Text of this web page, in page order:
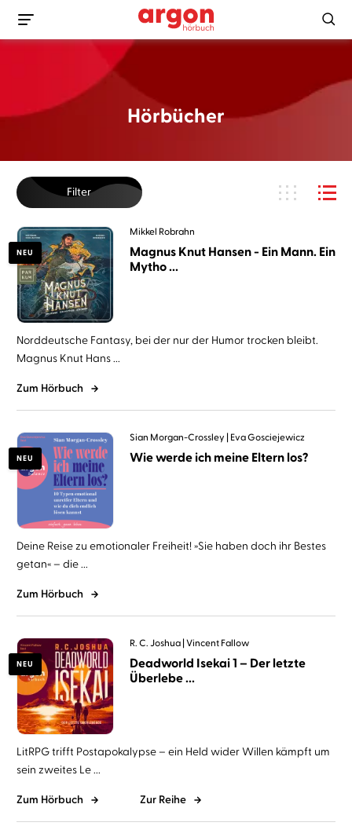
Hörbücher
Filter
NEU
Mikkel Robrahn
Magnus Knut Hansen - Ein Mann. Ein
Mytho ...
Norddeutsche Fantasy, bei der nur der Humor trocken bleibt.
Magnus Knut Hans ...
Zum Hörbuch
NEU
Sian Morgan-Crossley Eva Gosciejewicz
Wie werde ich meine Eltern los?
Deine Reise zu emotionaler Freiheit! »Sie haben doch ihr Bestes
getan« – die ...
Zum Hörbuch
NEU
R. C. Joshua Vincent Fallow
Deadworld Isekai 1 – Der letzte
Überlebe ...
LitRPG trifft Postapokalypse – ein Held wider Willen kämpft um
sein zweites Le ...
Zum Hörbuch Zur Reihe